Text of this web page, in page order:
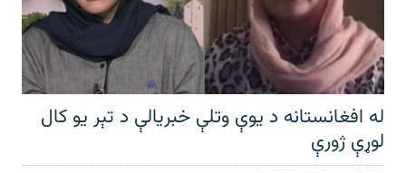
له افغانستانه د یوې وتلې خبریالې د تېر يو کال
لوړې ژورې